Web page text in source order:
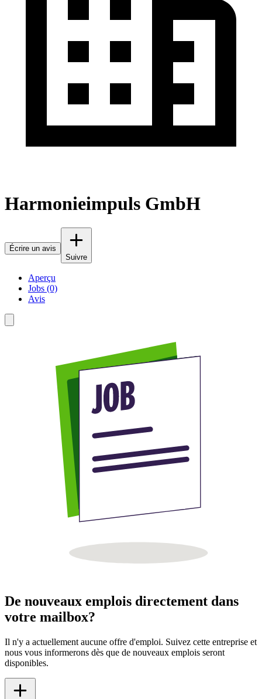
Harmonieimpuls GmbH
Écrire un avis
Suivre
Aperçu
Jobs (0)
Avis
De nouveaux emplois directement dans
votre mailbox?
Il n'y a actuellement aucune offre d'emploi. Suivez cette entreprise et
nous vous informerons dès que de nouveaux emplois seront
disponibles.